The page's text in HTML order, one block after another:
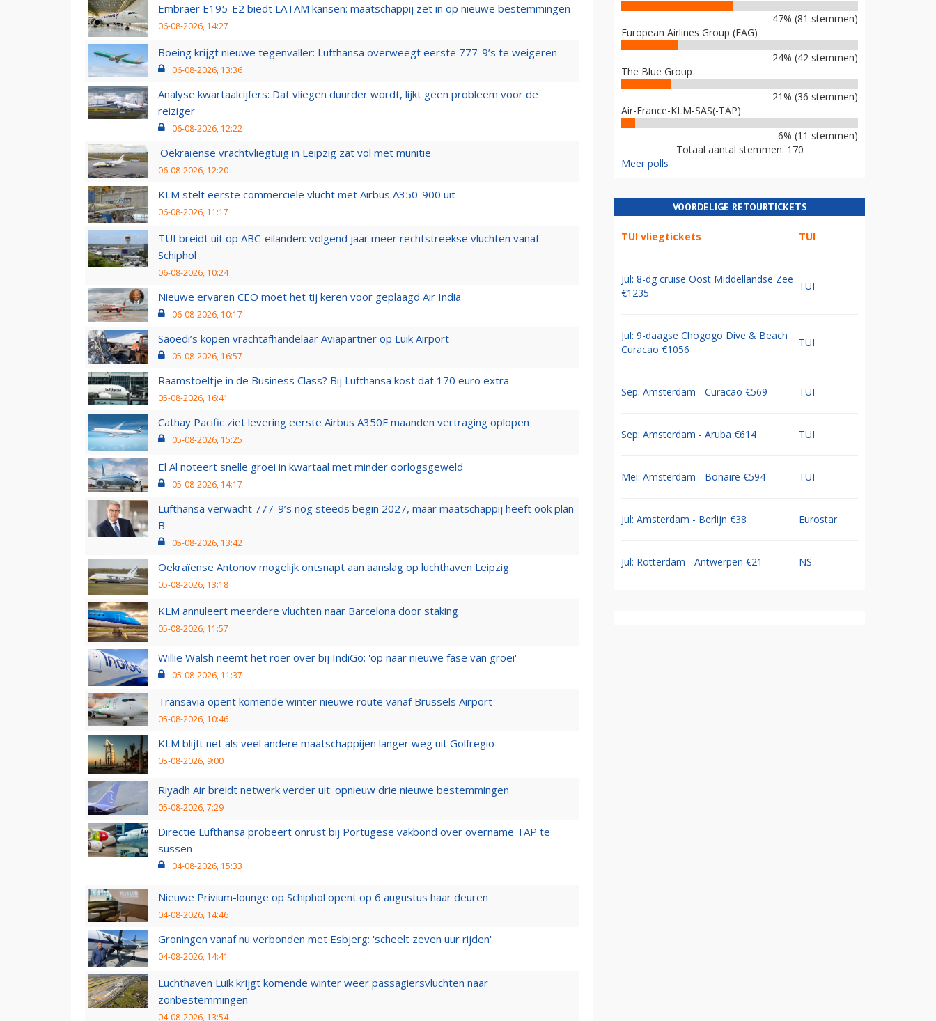
Embraer E195-E2 biedt LATAM kansen: maatschappij zet in op nieuwe bestemmingen
06-08-2026, 14:27
Boeing krijgt nieuwe tegenvaller: Lufthansa overweegt eerste 777-9’s te weigeren
06-08-2026, 13:36
Analyse kwartaalcijfers: Dat vliegen duurder wordt, lijkt geen probleem voor de
reiziger
06-08-2026, 12:22
'Oekraïense vrachtvliegtuig in Leipzig zat vol met munitie'
06-08-2026, 12:20
KLM stelt eerste commerciële vlucht met Airbus A350-900 uit
06-08-2026, 11:17
TUI breidt uit op ABC-eilanden: volgend jaar meer rechtstreekse vluchten vanaf
Schiphol
06-08-2026, 10:24
Nieuwe ervaren CEO moet het tij keren voor geplaagd Air India
06-08-2026, 10:17
Saoedi’s kopen vrachtafhandelaar Aviapartner op Luik Airport
05-08-2026, 16:57
Raamstoeltje in de Business Class? Bij Lufthansa kost dat 170 euro extra
05-08-2026, 16:41
Cathay Pacific ziet levering eerste Airbus A350F maanden vertraging oplopen
05-08-2026, 15:25
El Al noteert snelle groei in kwartaal met minder oorlogsgeweld
05-08-2026, 14:17
Lufthansa verwacht 777-9’s nog steeds begin 2027, maar maatschappij heeft ook plan
B
05-08-2026, 13:42
Oekraïense Antonov mogelijk ontsnapt aan aanslag op luchthaven Leipzig
05-08-2026, 13:18
KLM annuleert meerdere vluchten naar Barcelona door staking
05-08-2026, 11:57
Willie Walsh neemt het roer over bij IndiGo: 'op naar nieuwe fase van groei'
05-08-2026, 11:37
Transavia opent komende winter nieuwe route vanaf Brussels Airport
05-08-2026, 10:46
KLM blijft net als veel andere maatschappijen langer weg uit Golfregio
05-08-2026, 9:00
Riyadh Air breidt netwerk verder uit: opnieuw drie nieuwe bestemmingen
05-08-2026, 7:29
Directie Lufthansa probeert onrust bij Portugese vakbond over overname TAP te
sussen
04-08-2026, 15:33
Nieuwe Privium-lounge op Schiphol opent op 6 augustus haar deuren
04-08-2026, 14:46
Groningen vanaf nu verbonden met Esbjerg: 'scheelt zeven uur rijden'
04-08-2026, 14:41
Luchthaven Luik krijgt komende winter weer passagiersvluchten naar
zonbestemmingen
04-08-2026, 13:54
47% (81 stemmen)
European Airlines Group (EAG)
24% (42 stemmen)
The Blue Group
21% (36 stemmen)
Air-France-KLM-SAS(-TAP)
6% (11 stemmen)
Totaal aantal stemmen: 170
Meer polls
VOORDELIGE RETOURTICKETS
TUI vliegtickets TUI
Jul: 8-dg cruise Oost Middellandse Zee
€1235
TUI
Jul: 9-daagse Chogogo Dive & Beach
Curacao €1056
TUI
Sep: Amsterdam - Curacao €569 TUI
Sep: Amsterdam - Aruba €614 TUI
Mei: Amsterdam - Bonaire €594 TUI
Jul: Amsterdam - Berlijn €38 Eurostar
Jul: Rotterdam - Antwerpen €21 NS